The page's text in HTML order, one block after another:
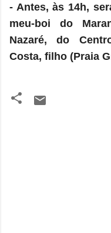
- Antes, às 14h,
meu-boi do
Nazaré, do
Costa, filho (Praia